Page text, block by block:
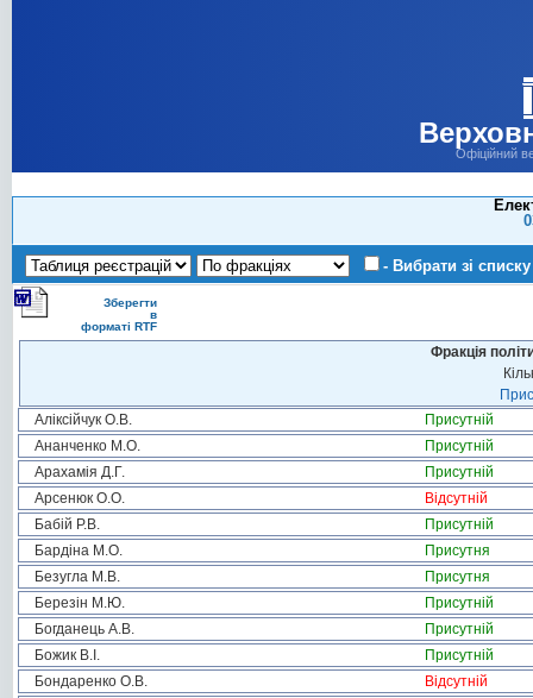
Офіційний
- Вибрати зі списку
Зберегти
в
форматі RTF
Фракція
Аліксійчук О.В.
Присутній
Ананченко М.О.
Присутній
Арахамія Д.Г.
Присутній
Арсенюк О.О.
Відсутній
Бабій Р.В.
Присутній
Бардіна М.О.
Присутня
Безугла М.В.
Присутня
Березін М.Ю.
Присутній
Богданець А.В.
Присутній
Божик В.І.
Присутній
Бондаренко О.В.
Відсутній